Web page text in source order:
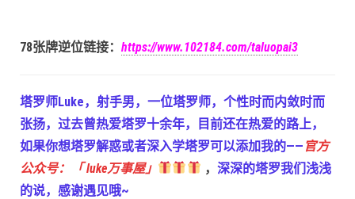
78张牌逆位链接： https://www.102184.com/taluopai3
塔罗师Luke，射手男，一位塔罗师，个性时而内敛时而
张扬，过去曾热爱塔罗十余年，目前还在热爱的路上，
如果你想塔罗解惑或者深入学塔罗可以添加我的—— 官方
公众号：「 luke万事屋」
， 深深的塔罗我们浅浅
的说，感谢遇见哦~